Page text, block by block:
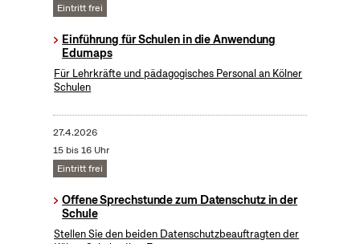
Eintritt frei
Einführung für Schulen in die Anwendung
Edumaps
Für Lehrkräfte und pädagogisches Personal an Kölner
Schulen
27.4.2026
15 bis 16 Uhr
Eintritt frei
Offene Sprechstunde zum Datenschutz in der
Schule
Stellen Sie den beiden Datenschutzbeauftragten der